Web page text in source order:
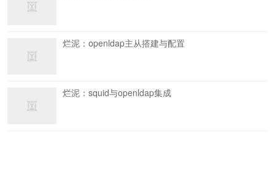
烂泥：openldap主从搭建与配置
烂泥：squid与openldap集成